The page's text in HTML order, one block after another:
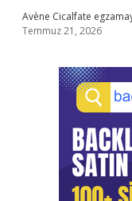
Avène Cicalfate
Temmuz 21, 2026